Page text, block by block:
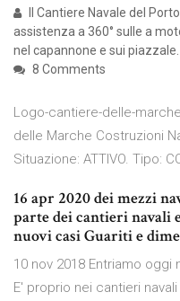
Il Cantiere Navale del
assistenza a 360° sulle a
nel capannone e sui piazzale.
8 Comments
Logo-cantiere-delle-
delle Marche Costruzioni
Situazione: ATTIVO. Tipo:
16 apr 2020 dei mezzi
parte dei cantieri navali
nuovi casi Guariti e
10 nov 2018 Entriamo oggi
E' proprio nei cantieri